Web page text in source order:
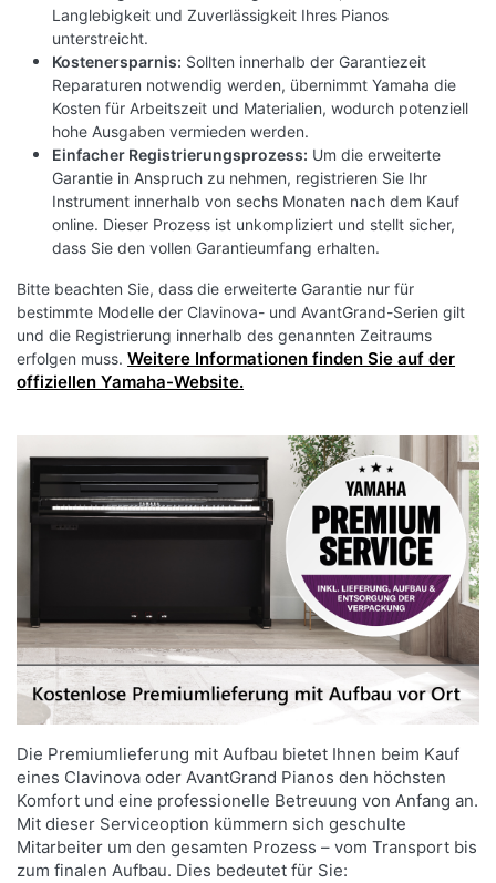
Langlebigkeit und Zuverlässigkeit Ihres Pianos
unterstreicht.
Kostenersparnis: Sollten innerhalb der Garantiezeit
Reparaturen notwendig werden, übernimmt Yamaha die
Kosten für Arbeitszeit und Materialien, wodurch potenziell
hohe Ausgaben vermieden werden.
Einfacher Registrierungsprozess: Um die erweiterte
Garantie in Anspruch zu nehmen, registrieren Sie Ihr
Instrument innerhalb von sechs Monaten nach dem Kauf
online. Dieser Prozess ist unkompliziert und stellt sicher,
dass Sie den vollen Garantieumfang erhalten.
Bitte beachten Sie, dass die erweiterte Garantie nur für
bestimmte Modelle der Clavinova- und AvantGrand-Serien gilt
und die Registrierung innerhalb des genannten Zeitraums
erfolgen muss.Weitere Informationen finden Sie auf der
offiziellen Yamaha-Website.
Die Premiumlieferung mit Aufbau bietet Ihnen beim Kauf
eines Clavinova oder AvantGrand Pianos den höchsten
Komfort und eine professionelle Betreuung von Anfang an.
Mit dieser Serviceoption kümmern sich geschulte
Mitarbeiter um den gesamten Prozess – vom Transport bis
zum finalen Aufbau. Dies bedeutet für Sie: